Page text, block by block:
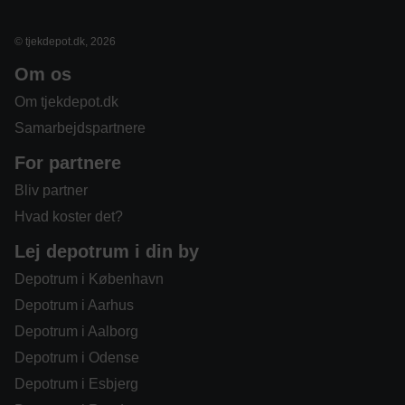
© tjekdepot.dk, 2026
Om os
Om tjekdepot.dk
Samarbejdspartnere
For partnere
Bliv partner
Hvad koster det?
Lej depotrum i din by
Depotrum i København
Depotrum i Aarhus
Depotrum i Aalborg
Depotrum i Odense
Depotrum i Esbjerg